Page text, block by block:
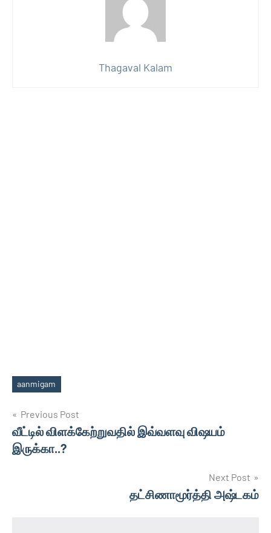
Thagaval Kalam
Tags
aanmigam
Post
navigation
Previous Post
வீட்டில் விளக்கேற்றுவதில் இவ்வளவு விஷயம்
இருக்கா..?
Next Post
தட்சிணாமூர்த்தி அஷ்டகம்